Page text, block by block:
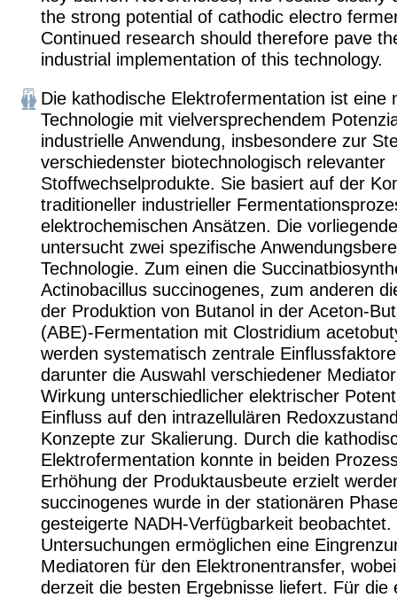
the strong potential of cathodic electro
Continued research should therefore pave
industrial implementation of this technology.
Die kathodische Elektrofermentation ist eine
Technologie mit vielversprechendem
industrielle Anwendung, insbesondere zur
verschiedenster biotechnologisch relevanter
Stoffwechselprodukte. Sie basiert auf der
traditioneller industrieller
elektrochemischen Ansätzen. Die
untersucht zwei spezifische
Technologie. Zum einen die
Actinobacillus succinogenes, zum anderen
der Produktion von Butanol in der Aceton-
(ABE)-Fermentation mit Clostridium
werden systematisch zentrale
darunter die Auswahl verschiedener
Wirkung unterschiedlicher elektrischer
Einfluss auf den intrazellulären
Konzepte zur Skalierung. Durch die
Elektrofermentation konnte in beiden
Erhöhung der Produktausbeute erzielt
succinogenes wurde in der stationären
gesteigerte NADH-Verfügbarkeit beobachtet.
Untersuchungen ermöglichen eine
Mediatoren für den Elektronentransfer,
derzeit die besten Ergebnisse liefert. Für die